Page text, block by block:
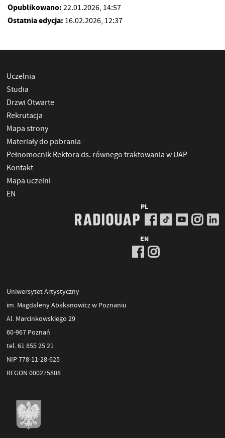
Opublikowano: 22.01.2026, 14:57
Ostatnia edycja: 16.02.2026, 12:37
Uczelnia
Studia
Drzwi Otwarte
Rekrutacja
Mapa strony
Materiały do pobrania
Pełnomocnik Rektora ds. równego traktowania w UAP
Kontakt
Mapa uczelni
EN
PL
EN
Uniwersytet Artystyczny
im. Magdaleny Abakanowicz w Poznaniu
Al. Marcinkowskiego 29
60-967 Poznań
tel. 61 855 25 21
NIP 778-11-28-625
REGON 000275808